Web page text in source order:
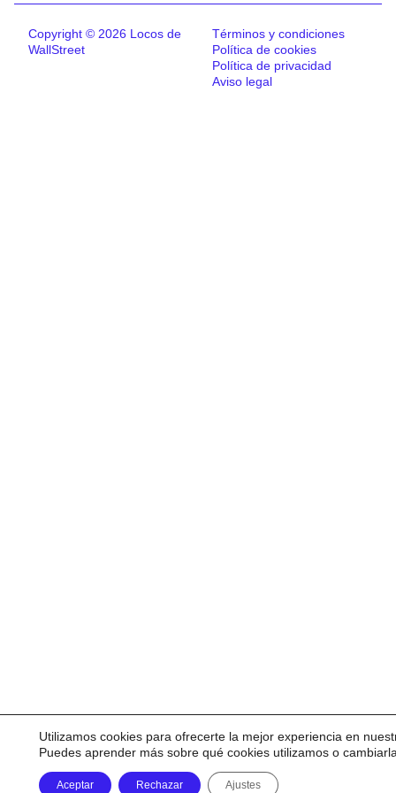
Copyright © 2026 Locos de
WallStreet
Términos y condiciones
Política de cookies
Política de privacidad
Aviso legal
Utilizamos cookies para ofrecerte la mejor experiencia en
Puedes aprender más sobre qué cookies utilizamos o
Aceptar Rechazar Ajustes